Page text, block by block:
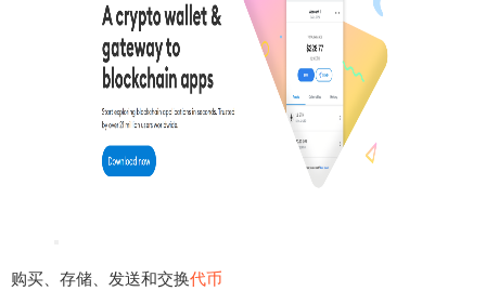
购买、存储、发送和交换代币